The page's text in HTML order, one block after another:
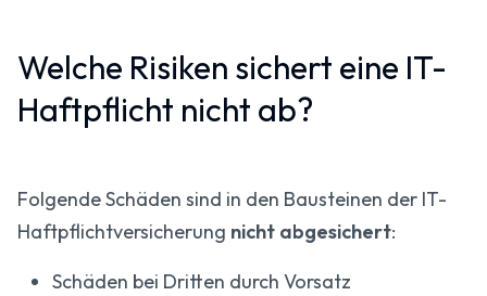
Welche Risiken sichert eine IT-
Haftpflicht nicht ab?
Folgende Schäden sind in den Bausteinen der IT-
Haftpflichtversicherung nicht abgesichert:
Schäden bei Dritten durch Vorsatz